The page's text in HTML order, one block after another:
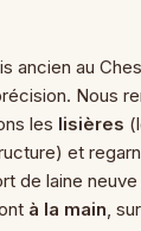
ancien au
Nous
les lisières
et
de laine
à la main,